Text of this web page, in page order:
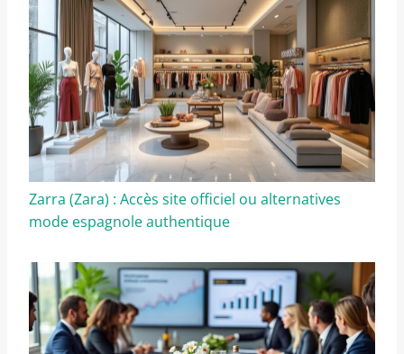
Zarra (Zara) : Accès site officiel ou alternatives
mode espagnole authentique